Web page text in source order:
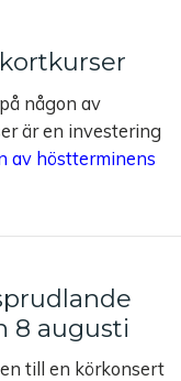
någon av
är en investering
av höstterminens
8 augusti
till en körkonsert